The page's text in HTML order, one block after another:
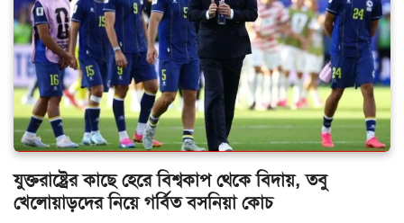
যুক্তরাষ্ট্রের কাছে হেরে বিশ্বকাপ থেকে বিদায়, তবু
খেলোয়াড়দের নিয়ে গর্বিত বসনিয়া কোচ